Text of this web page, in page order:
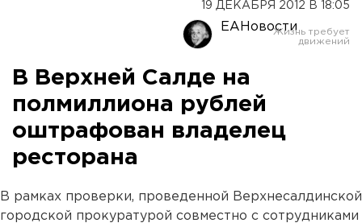
19 ДЕКАБРЯ 2012 В 18:05
ЕАНовости
В Верхней Салде на
полмиллиона рублей
оштрафован владелец
ресторана
В рамках проверки, проведенной Верхнесалдинской
городской прокуратурой совместно с сотрудниками